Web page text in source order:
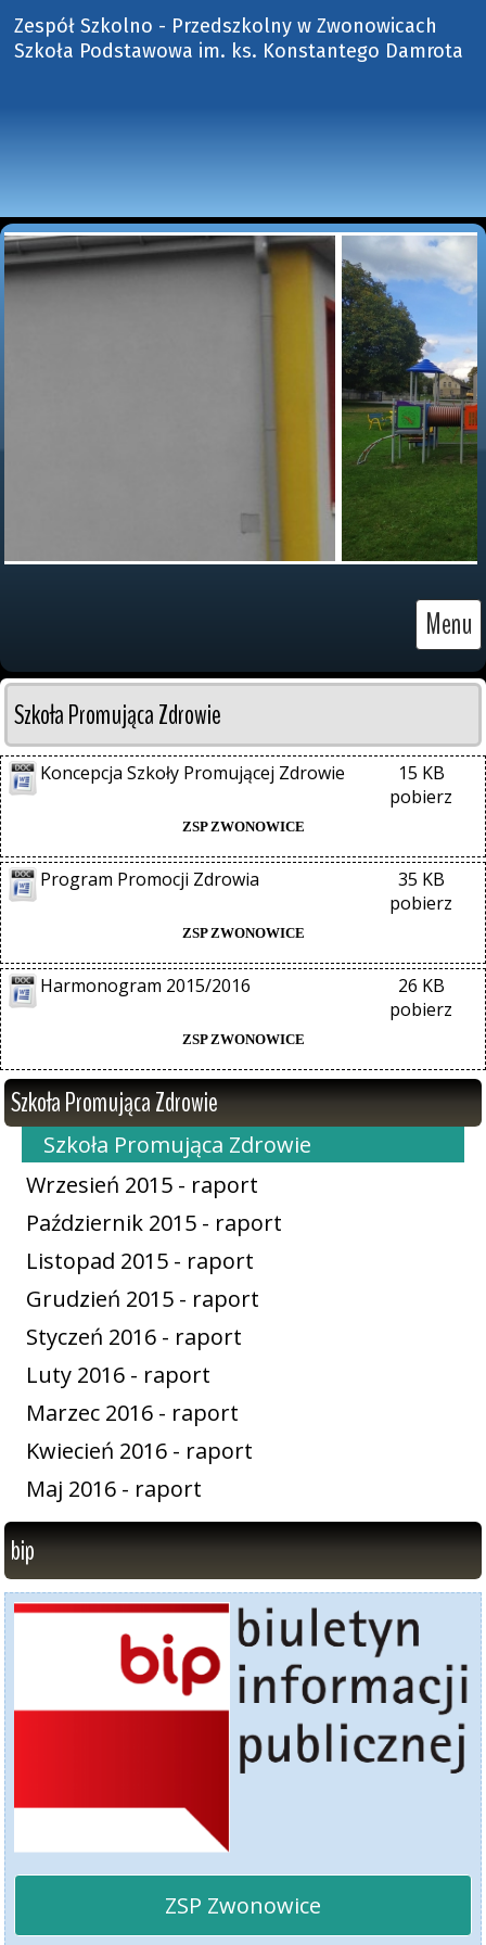
Zespół Szkolno - Przedszkolny w Zwonowicach
Szkoła Podstawowa im. ks. Konstantego Damrota
Menu
Szkoła Promująca Zdrowie
Koncepcja Szkoły Promującej Zdrowie
15 KB
pobierz
ZSP ZWONOWICE
Program Promocji Zdrowia
35 KB
pobierz
ZSP ZWONOWICE
Harmonogram 2015/2016
26 KB
pobierz
ZSP ZWONOWICE
Szkoła Promująca Zdrowie
Szkoła Promująca Zdrowie
Wrzesień 2015 - raport
Październik 2015 - raport
Listopad 2015 - raport
Grudzień 2015 - raport
Styczeń 2016 - raport
Luty 2016 - raport
Marzec 2016 - raport
Kwiecień 2016 - raport
Maj 2016 - raport
bip
ZSP Zwonowice